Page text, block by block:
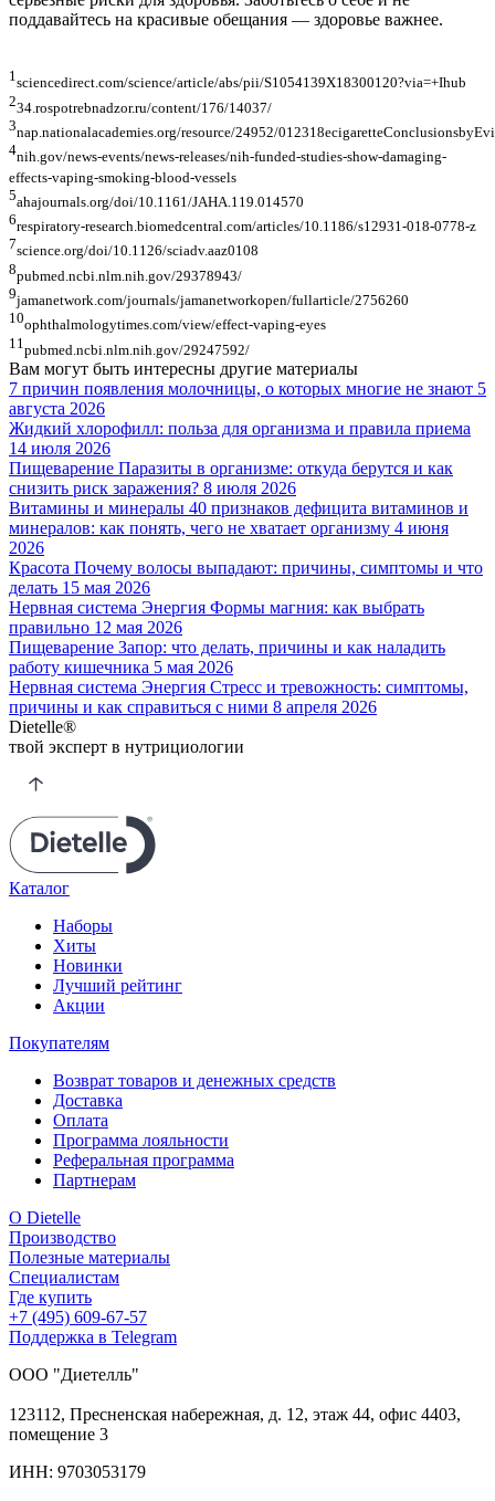
поддавайтесь на красивые обещания — здоровье важнее.
1sciencedirect.com/science/article/abs/pii/S1054139X18300120?via=+Ihub
234.rospotrebnadzor.ru/content/176/14037/
3nap.nationalacademies.org/resource/24952/
4nih.gov/news-events/news-releases/nih-funded-studies-show-damaging-
effects-vaping-smoking-blood-vessels
5ahajournals.org/doi/10.1161/JAHA.119.014570
6respiratory-research.biomedcentral.com/articles/10.1186/s12931-018-0778-z
7science.org/doi/10.1126/sciadv.aaz0108
8pubmed.ncbi.nlm.nih.gov/29378943/
9jamanetwork.com/journals/jamanetworkopen/fullarticle/2756260
10ophthalmologytimes.com/view/effect-vaping-eyes
11 pubmed.ncbi.nlm.nih.gov/29247592/
Вам могут быть интересны другие материалы
7 причин появления молочницы, о которых многие не знают 5
августа 2026
Жидкий хлорофилл: польза для организма и правила приема
14 июля 2026
Пищеварение Паразиты в организме: откуда берутся и как
снизить риск заражения? 8 июля 2026
Витамины и минералы 40 признаков дефицита витаминов и
минералов: как понять, чего не хватает организму 4 июня
2026
Красота Почему волосы выпадают: причины, симптомы и что
делать 15 мая 2026
Нервная система Энергия Формы магния: как выбрать
правильно 12 мая 2026
Пищеварение Запор: что делать, причины и как наладить
работу кишечника 5 мая 2026
Нервная система Энергия Стресс и тревожность: симптомы,
причины и как справиться с ними 8 апреля 2026
Dietelle®
твой эксперт в нутрициологии
Каталог
Наборы
Хиты
Новинки
Лучший рейтинг
Акции
Покупателям
Возврат товаров и денежных средств
Доставка
Оплата
Программа лояльности
Реферальная программа
Партнерам
О Dietelle
Производство
Полезные материалы
Специалистам
Где купить
+7 (495) 609-67-57
Поддержка в Telegram
ООО "Диетелль"
123112, Пресненская набережная, д. 12, этаж 44, офис 4403,
помещение 3
ИНН: 9703053179